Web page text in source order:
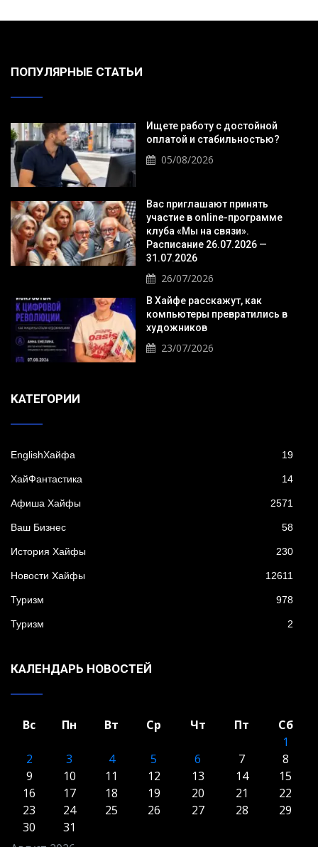
ПОПУЛЯРНЫЕ СТАТЬИ
Ищете работу с достойной
оплатой и стабильностью?
05/08/2026
Вас приглашают принять
участие в online-программе
клуба «Мы на связи».
Расписание 26.07.2026 —
31.07.2026
26/07/2026
В Хайфе расскажут, как
компьютеры превратились в
художников
23/07/2026
KАТЕГОРИИ
EnglishХайфа 19
XайФантастика 14
Афиша Хайфы 2571
Ваш Бизнес 58
История Хайфы 230
Новости Хайфы 12611
Туризм 978
Туризм 2
КАЛЕНДАРЬ НОВОСТЕЙ
Вс Пн Вт Ср Чт Пт
Сб
1
2
3 4 5 6 7
8
9
10 11 12 13 14
15
16
17 18 19 20 21
22
23
24 25 26 27 28
29
30
31